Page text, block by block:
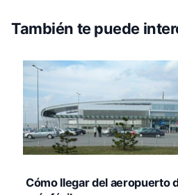
También te puede
Cómo llegar del aeropuerto